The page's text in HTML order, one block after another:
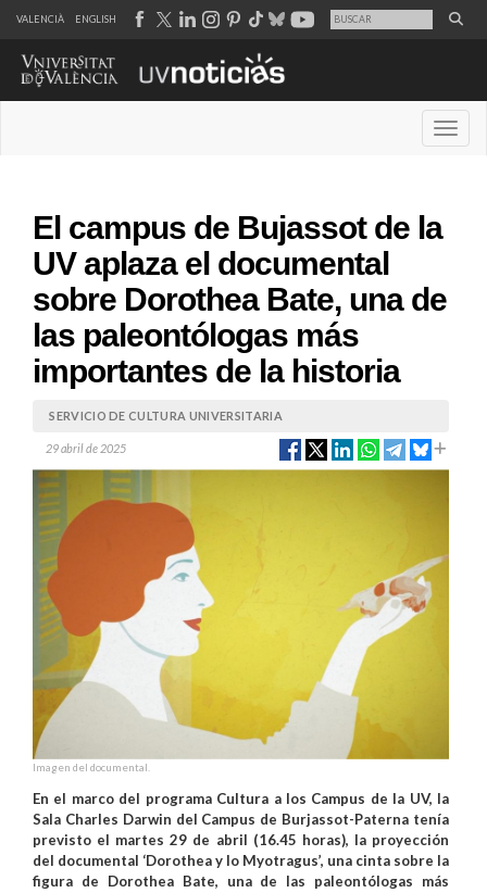
VALENCIÀ ENGLISH
El campus de Bujassot de la
UV aplaza el documental
sobre Dorothea Bate, una de
las paleontólogas más
importantes de la historia
SERVICIO DE CULTURA UNIVERSITARIA
29 abril de 2025
Imagen del documental.
En el marco del programa Cultura a los Campus de la UV, la
Sala Charles Darwin del Campus de Burjassot-Paterna tenía
previsto el martes 29 de abril (16.45 horas), la proyección
del documental ‘Dorothea y lo Myotragus’, una cinta sobre la
figura de Dorothea Bate, una de las paleontólogas más